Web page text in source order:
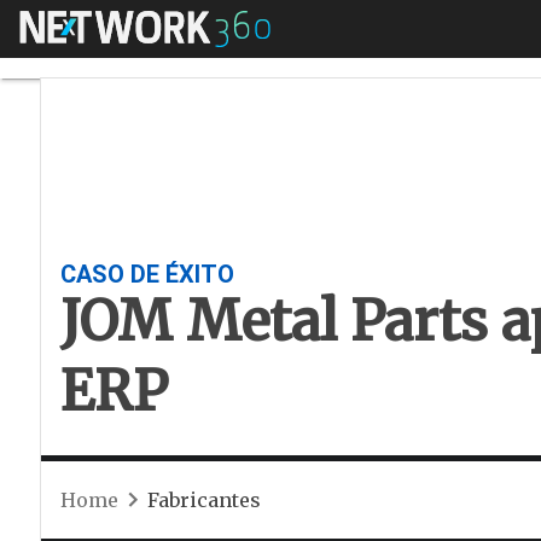
Menú
CASO DE ÉXITO
JOM Metal Parts
ERP
Home Fabricantes